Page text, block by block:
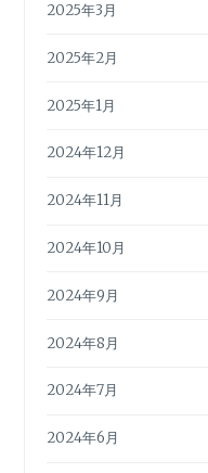
2025年3月
2025年2月
2025年1月
2024年12月
2024年11月
2024年10月
2024年9月
2024年8月
2024年7月
2024年6月